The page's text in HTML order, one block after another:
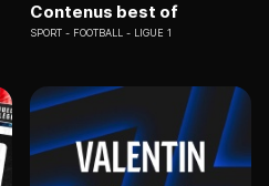
Contenus best of
SPORT FOOTBALL - LIGUE 1